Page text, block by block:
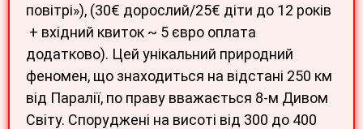
повітрі»), (30€ дорослий/25€ діти до 12 років
+ вхідний квиток ~ 5 євро оплата
додатково). Цей унікальний природний
феномен, що знаходиться на відстані 250 км
від Паралії, по праву вважається 8-м Дивом
Світу. Споруджені на висоті від 300 до 400